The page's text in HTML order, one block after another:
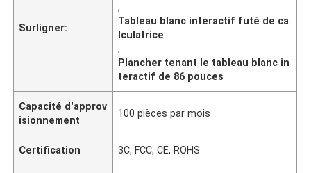
Surligner:
,
Tableau blanc interactif futé de ca
lculatrice
,
Plancher tenant le tableau blanc in
teractif de 86 pouces
Capacité d'approv
isionnement
100 pièces par mois
Certification 3C, FCC, CE, ROHS